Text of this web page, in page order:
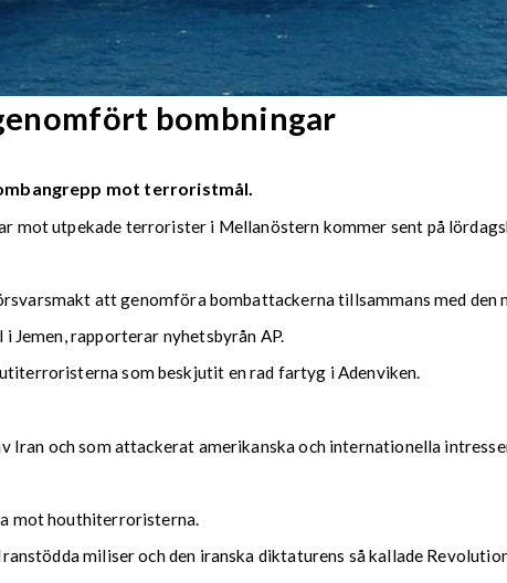
bombningar
mot terroristmål.
utpekade terrorister i Mellanöstern kommer sent på
att genomföra bombattackerna tillsammans med den
Jemen, rapporterar nyhetsbyrån AP.
som beskjutit en rad fartyg i Adenviken.
och som attackerat amerikanska och internationella
mot houthiterroristerna.
miliser och den iranska diktaturens så kallade